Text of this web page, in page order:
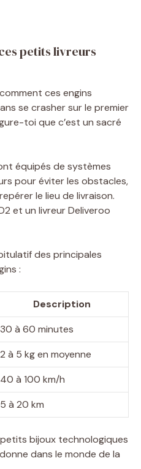
petits livreurs
ces engins
se crasher sur le premier
toi que c’est un sacré
équipés de systèmes
pour éviter les obstacles,
le lieu de livraison.
et un livreur Deliveroo
des principales
:
Description
30 à 60 minutes
2 à 5 kg en moyenne
40 à 100 km/h
5 à 20 km
bijoux technologiques
dans le monde de la